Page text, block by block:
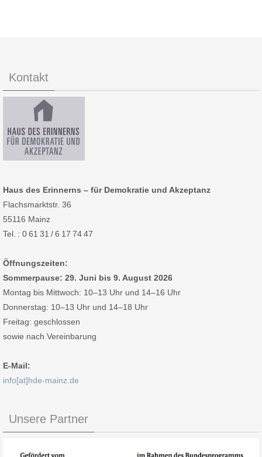
Kontakt
Haus des Erinnerns – für Demokratie und Akzeptanz
Flachsmarktstr. 36
55116 Mainz
Tel. : 0 61 31 / 6 17 74 47
Öffnungszeiten:
Sommerpause: 29. Juni bis 9. August 2026
Montag bis Mittwoch: 10–13 Uhr und 14–16 Uhr
Donnerstag: 10–13 Uhr und 14–18 Uhr
Freitag: geschlossen
sowie nach Vereinbarung
E-Mail:
info[at]hde-mainz.de
Unsere Partner